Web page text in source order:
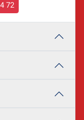
72